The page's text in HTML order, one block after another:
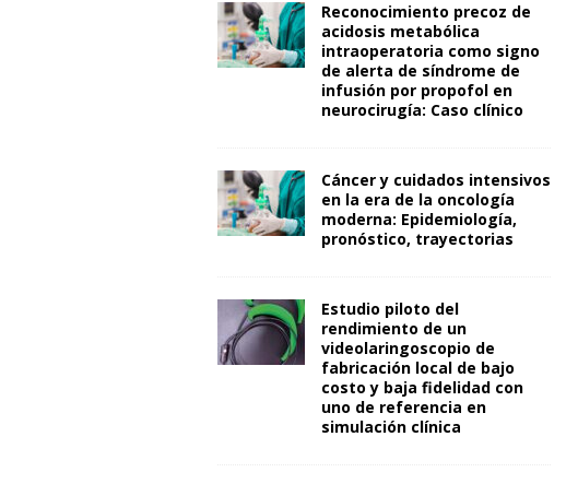
Reconocimiento precoz de
acidosis metabólica
intraoperatoria como signo
de alerta de síndrome de
infusión por propofol en
neurocirugía: Caso clínico
Cáncer y cuidados intensivos
en la era de la oncología
moderna: Epidemiología,
pronóstico, trayectorias
Estudio piloto del
rendimiento de un
videolaringoscopio de
fabricación local de bajo
costo y baja fidelidad con
uno de referencia en
simulación clínica